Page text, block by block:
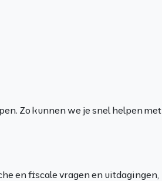
Zo kunnen we je snel helpen met
en fiscale vragen en uitdagingen,